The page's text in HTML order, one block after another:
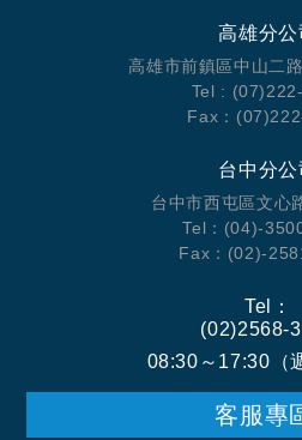
高雄分公
高雄市前鎮區中山二
Tel :
Fax：
台中分公
台中市西屯區文心
Tel：(04)-
Fax：(02)-
Tel：
(02)2568-
08:30～17:30（
客服專